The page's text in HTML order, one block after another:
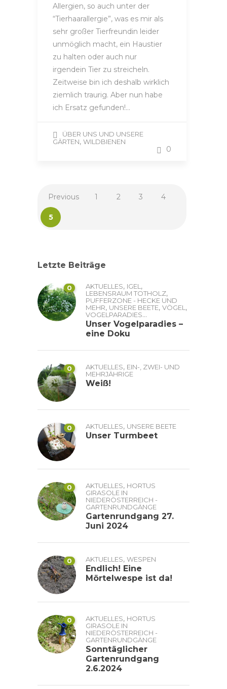
Allergien, so auch unter der
“Tierhaarallergie”, was es mir als
sehr großer Tierfreundin leider
unmöglich macht, ein Haustier
zu halten oder auch nur
irgendein Tier zu streicheln.
Zeitweise bin ich deshalb wirklich
ziemlich traurig. Aber nun habe
ich Ersatz gefunden!…
ÜBER UNS UND UNSERE
GÄRTEN, WILDBIENEN
0
Previous 1 2 3 4
5
Letzte Beiträge
0 AKTUELLES, IGEL,
LEBENSRAUM TOTHOLZ,
PUFFERZONE - HECKE UND
MEHR, UNSERE BEETE, VÖGEL,
VOGELPARADIES...
Unser Vogelparadies –
eine Doku
0 AKTUELLES, EIN-, ZWEI- UND
MEHRJÄHRIGE
Weiß!
0 AKTUELLES, UNSERE BEETE
Unser Turmbeet
0 AKTUELLES, HORTUS
GIRASOLE IN
NIEDERÖSTERREICH -
GARTENRUNDGÄNGE
Gartenrundgang 27.
Juni 2024
0 AKTUELLES, WESPEN
Endlich! Eine
Mörtelwespe ist da!
0 AKTUELLES, HORTUS
GIRASOLE IN
NIEDERÖSTERREICH -
GARTENRUNDGÄNGE
Sonntäglicher
Gartenrundgang
2.6.2024